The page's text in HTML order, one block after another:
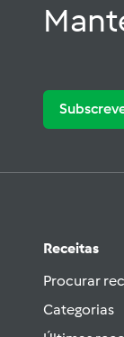
Receitas
Procurar
Categorias